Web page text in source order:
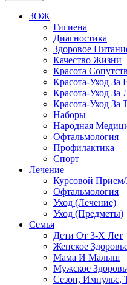
ЗОЖ
Гигиена
Диагностика
Здоровое
Качество Жизни
Красота
Красота-Уход За
Красота-Уход За
Красота-Уход За
Наборы
Народная
Офтальмология
Профилактика
Спорт
Лечение
Курсовой Прием/
Офтальмология
Уход (Лечение)
Уход (Предметы)
Семья
Дети От 3-Х Лет
Женское
Мама И Малыш
Мужское
Сезон, Импульс,